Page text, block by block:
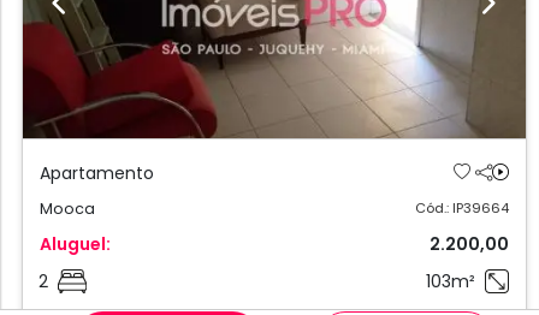
Previous Next
Apartamento
Mooca Cód.: IP39664
Aluguel:
2.200,00
2
103m²